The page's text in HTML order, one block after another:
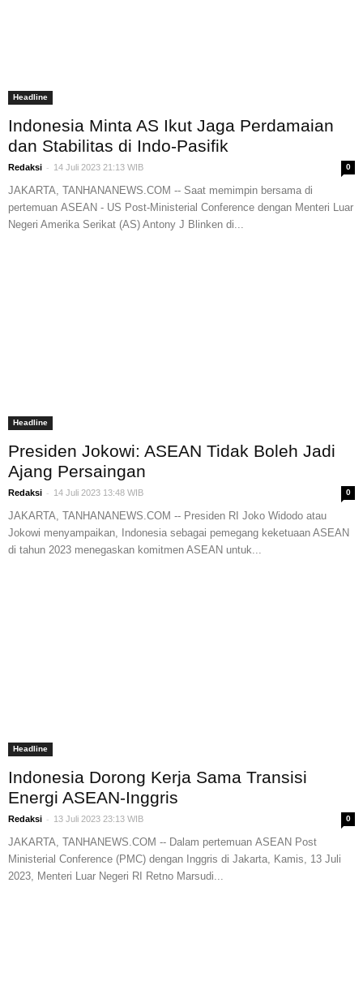
Headline
Indonesia Minta AS Ikut Jaga Perdamaian
dan Stabilitas di Indo-Pasifik
Redaksi - 14 Juli 2023 21:13 WIB 0
JAKARTA, TANHANANEWS.COM -- Saat memimpin bersama di
pertemuan ASEAN - US Post-Ministerial Conference dengan Menteri Luar
Negeri Amerika Serikat (AS) Antony J Blinken di...
Headline
Presiden Jokowi: ASEAN Tidak Boleh Jadi
Ajang Persaingan
Redaksi - 14 Juli 2023 13:48 WIB 0
JAKARTA, TANHANANEWS.COM -- Presiden RI Joko Widodo atau
Jokowi menyampaikan, Indonesia sebagai pemegang keketuaan ASEAN
di tahun 2023 menegaskan komitmen ASEAN untuk...
Headline
Indonesia Dorong Kerja Sama Transisi
Energi ASEAN-Inggris
Redaksi - 13 Juli 2023 23:13 WIB 0
JAKARTA, TANHANEWS.COM -- Dalam pertemuan ASEAN Post
Ministerial Conference (PMC) dengan Inggris di Jakarta, Kamis, 13 Juli
2023, Menteri Luar Negeri RI Retno Marsudi...